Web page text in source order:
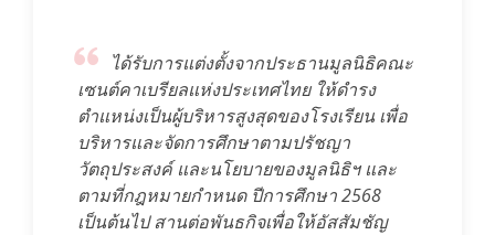
ได้รับการแต่งตั้งจากประธานมูลนิธิคณะ
เซนต์คาเบรียลแห่งประเทศไทย ให้ดำรง
ตำแหน่งเป็นผู้บริหารสูงสุดของโรงเรียน เพื่อ
บริหารและจัดการศึกษาตามปรัชญา
วัตถุประสงค์ และนโยบายของมูลนิธิฯ และ
ตามที่กฎหมายกำหนด ปีการศึกษา 2568
เป็นต้นไป สานต่อพันธกิจเพื่อให้อัสสัมชัญ